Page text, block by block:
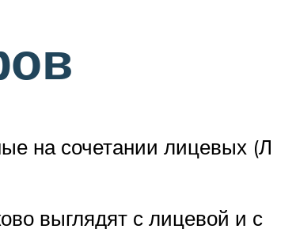
на сочетании лицевых (Л
выглядят с лицевой и с